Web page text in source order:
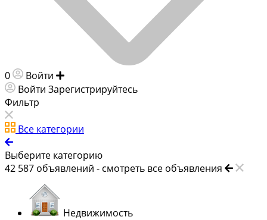
0 Войти
Войти Зарегистрируйтесь
Фильтр
Все категории
Выберите категорию
42 587 объявлений - смотреть все объявления
Недвижимость